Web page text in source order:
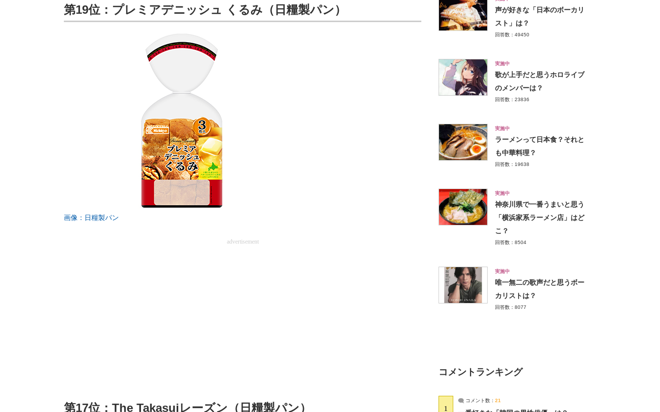
第19位：プレミアデニッシュ くるみ（日糧製パン）
画像：日糧製パン
advertisement
第17位：The Takasuiレーズン（日糧製パン）
声が好きな「日本のボーカリ
スト」は？
回答数：49450
実施中
歌が上手だと思うホロライブ
のメンバーは？
回答数：23836
実施中
ラーメンって日本食？それと
も中華料理？
回答数：19638
実施中
神奈川県で一番うまいと思う
「横浜家系ラーメン店」はど
こ？
回答数：8504
実施中
唯一無二の歌声だと思うボー
カリストは？
回答数：8077
コメントランキング
1
コメント数： 21